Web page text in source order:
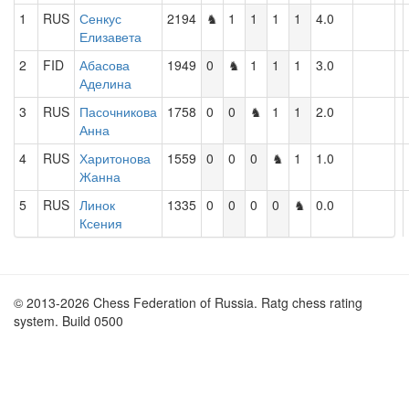
1 RUS Сенкус
Елизавета
2194 ♞ 1 1 1 1 4.0
2 FID
Абасова
Аделина
1949 0 ♞ 1 1 1 3.0
3 RUS Пасочникова
Анна
1758 0 0 ♞ 1 1 2.0
4 RUS Харитонова
Жанна
1559 0 0 0 ♞ 1 1.0
5 RUS Линок
Ксения
1335 0 0 0 0 ♞ 0.0
© 2013-2026 Chess Federation of Russia. Ratg chess rating
system. Build 0500